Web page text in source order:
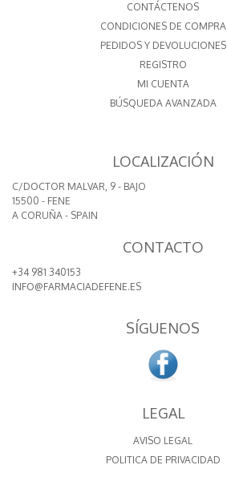
CONTÁCTENOS
CONDICIONES DE COMPRA
PEDIDOS Y DEVOLUCIONES
REGISTRO
MI CUENTA
BÚSQUEDA AVANZADA
LOCALIZACIÓN
C/DOCTOR MALVAR, 9 - BAJO
15500 - FENE
A CORUÑA - SPAIN
CONTACTO
+34 981 340153
INFO@FARMACIADEFENE.ES
SÍGUENOS
LEGAL
AVISO LEGAL
POLITICA DE PRIVACIDAD